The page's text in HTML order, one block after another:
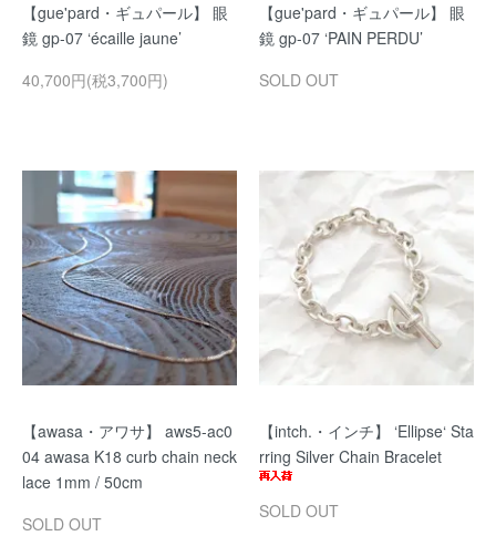
【gue'pard・ギュパール】 眼
鏡 gp-07 ‘écaille jaune’
40,700円(税3,700円)
【gue'pard・ギュパール】 眼
鏡 gp-07 ‘PAIN PERDU’
SOLD OUT
【awasa・アワサ】 aws5-ac0
04 awasa K18 curb chain neck
lace 1mm / 50cm
SOLD OUT
【intch.・インチ】 ‘Ellipse‘ Sta
rring Silver Chain Bracelet
SOLD OUT